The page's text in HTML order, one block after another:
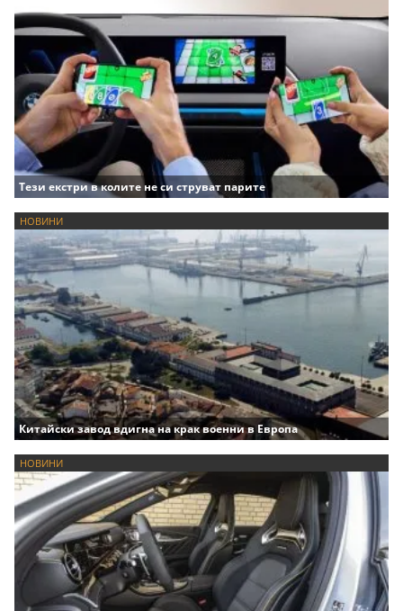
Тези екстри в колите не си струват парите
НОВИНИ
Китайски завод вдигна на крак военни в Европа
НОВИНИ